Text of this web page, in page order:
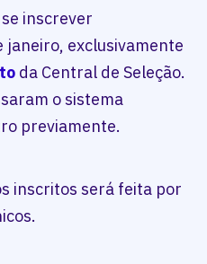
inscrever
exclusivamente
da Central de Seleção.
o sistema
previamente.
inscritos será feita por